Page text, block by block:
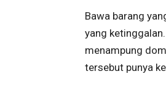
Bawa barang
yang
menampung
tersebut punya